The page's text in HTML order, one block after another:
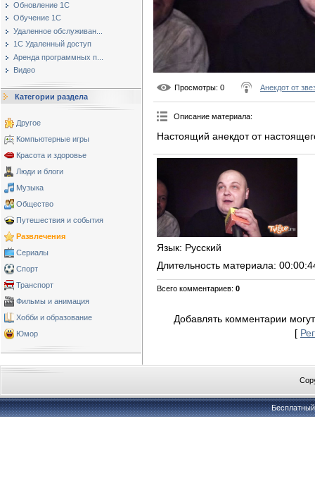
Обновление 1С
Обучение 1С
Удаленное обслуживан...
1С Удаленный доступ
Аренда программных п...
Видео
Категории раздела
Другое
Компьютерные игры
Красота и здоровье
Люди и блоги
Музыка
Общество
Путешествия и события
Развлечения
Сериалы
Спорт
Транспорт
Фильмы и анимация
Хобби и образование
Юмор
Просмотры: 0 Анекдот от
Описание материала:
Настоящий анекдот от
Язык: Русский
Длительность материала:
Всего комментариев: 0
Добавлять комментарии
[